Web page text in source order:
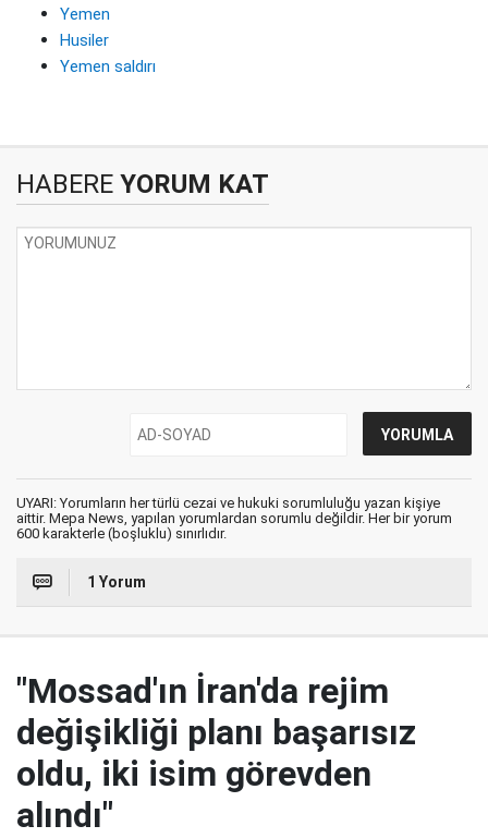
Yemen
Husiler
Yemen saldırı
HABERE YORUM KAT
UYARI: Yorumların her türlü cezai ve hukuki sorumluluğu yazan kişiye
aittir. Mepa News, yapılan yorumlardan sorumlu değildir. Her bir yorum
600 karakterle (boşluklu) sınırlıdır.
1 Yorum
"Mossad'ın İran'da rejim
değişikliği planı başarısız
oldu, iki isim görevden
alındı"